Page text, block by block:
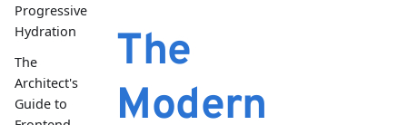
Progressive
Hydration
The
Architect's
Guide to
The
Modern